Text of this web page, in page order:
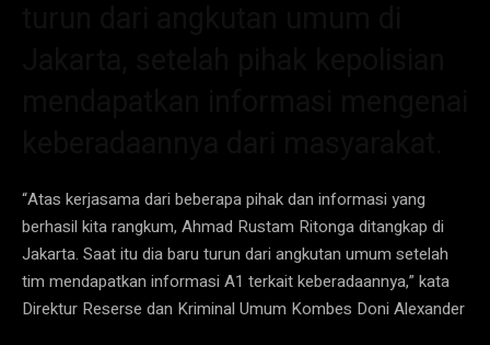
“Atas kerjasama dari beberapa pihak dan informasi yang
berhasil kita rangkum, Ahmad Rustam Ritonga ditangkap di
Jakarta. Saat itu dia baru turun dari angkutan umum setelah
tim mendapatkan informasi A1 terkait keberadaannya,” kata
Direktur Reserse dan Kriminal Umum Kombes Doni Alexander